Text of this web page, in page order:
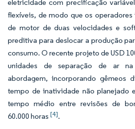
eletricidade com precificação
flexíveis, de modo que os
de motor de duas velocidades e
preditiva para deslocar a produção
consumo. O recente projeto de USD
unidades de separação de ar
abordagem, incorporando gêmeos
tempo de inatividade não planejado
tempo médio entre revisões de
60.000 horas [4].